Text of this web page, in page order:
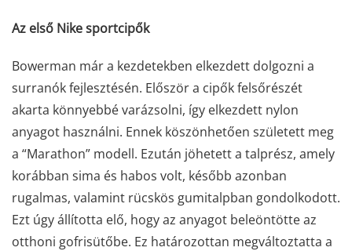
Az első Nike sportcipők
Bowerman már a kezdetekben elkezdett dolgozni a
surranók fejlesztésén. Először a cipők felsőrészét
akarta könnyebbé varázsolni, így elkezdett nylon
anyagot használni. Ennek köszönhetően született meg
a “Marathon” modell. Ezután jöhetett a talprész, amely
korábban sima és habos volt, később azonban
rugalmas, valamint rücskös gumitalpban gondolkodott.
Ezt úgy állította elő, hogy az anyagot beleöntötte az
otthoni gofrisütőbe. Ez határozottan megváltoztatta a